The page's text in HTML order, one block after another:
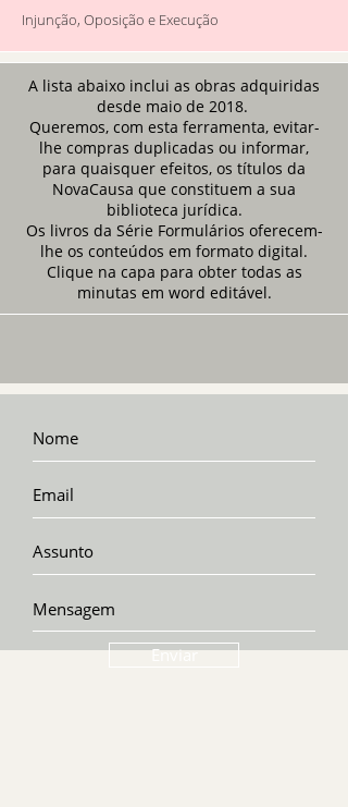
Injunção, Oposição e Execução
A lista abaixo inclui as obras adquiridas
desde maio de 2018.
Queremos, com esta ferramenta, evitar-
lhe compras duplicadas ou informar,
para quaisquer efeitos, os títulos da
NovaCausa que constituem a sua
biblioteca jurídica.
Os livros da Série Formulários oferecem-
lhe os conteúdos em formato digital.
Clique na capa para obter todas as
minutas em word editável.
Enviar